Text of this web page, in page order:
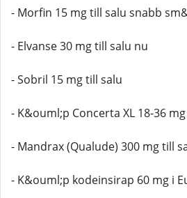
- Morfin 15 mg till salu snabb
- Elvanse 30 mg till salu nu
- Sobril 15 mg till salu
- K&ouml;p Concerta XL 18-36
- Mandrax (Qualude) 300 mg till
- K&ouml;p kodeinsirap 60 mg i